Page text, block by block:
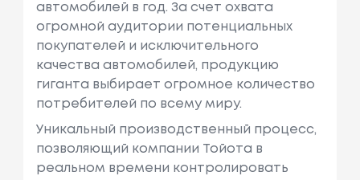
автомобилей в год. За счет охвата
огромной аудитории потенциальных
покупателей и исключительного
качества автомобилей, продукцию
гиганта выбирает огромное количество
потребителей по всему миру.
Уникальный производственный процесс,
позволяющий компании Тойота в
реальном времени контролировать